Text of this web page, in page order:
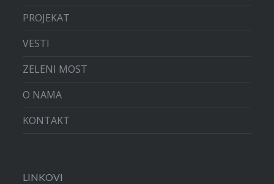
PROJEKAT
VESTI
ZELENI MOST
O NAMA
KONTAKT
LINKOVI